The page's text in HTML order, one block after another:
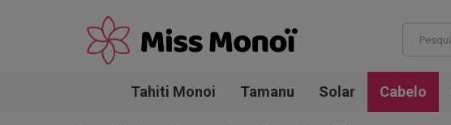
Tahiti Monoi Tamanu Solar Cabelo